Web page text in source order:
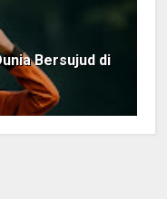
Bersujud di